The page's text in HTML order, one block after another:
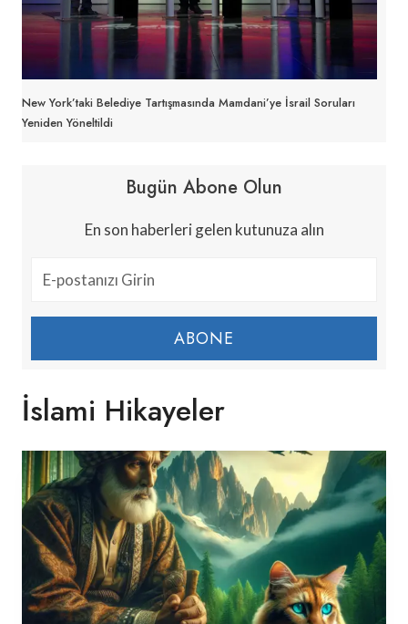
New York’taki Belediye Tartışmasında Mamdani’ye İsrail Soruları
Yeniden Yöneltildi
Bugün Abone Olun
En son haberleri gelen kutunuza alın
ABONE
İslami Hikayeler